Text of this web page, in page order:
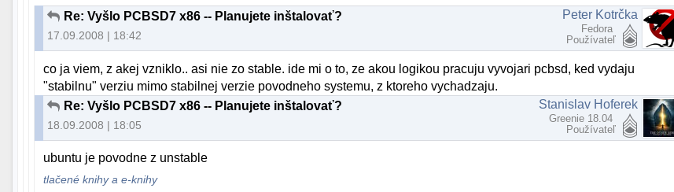
Re: Vyšlo PCBSD7 x86 -- Planujete inštalovať?
17.09.2008 | 18:42
Peter Kotrčka
Fedora
Používateľ
co ja viem, z akej vzniklo.. asi nie zo stable. ide mi o to, ze akou logikou pracuju vyvojari pcbsd, ked vydaju
"stabilnu" verziu mimo stabilnej verzie povodneho systemu, z ktoreho vychadzaju.
Re: Vyšlo PCBSD7 x86 -- Planujete inštalovať?
18.09.2008 | 18:05
Stanislav Hoferek
Greenie 18.04
Používateľ
ubuntu je povodne z unstable
tlačené knihy a e-knihy